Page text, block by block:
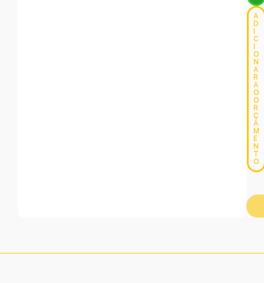
A
D
C
O
N
A
R
A
O
O
R
Ç
A
M
E
N
T
O